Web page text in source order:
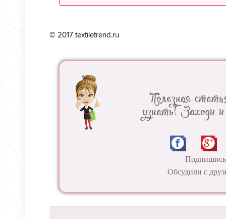
© 2017 textiletrend.ru
Полезная
узнать! Заходи и
Подпишись
Обсудили с